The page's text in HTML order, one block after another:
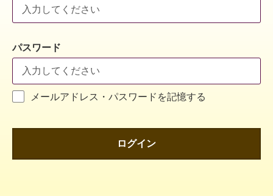
パスワード
メールアドレス・パスワードを記憶する
ログイン